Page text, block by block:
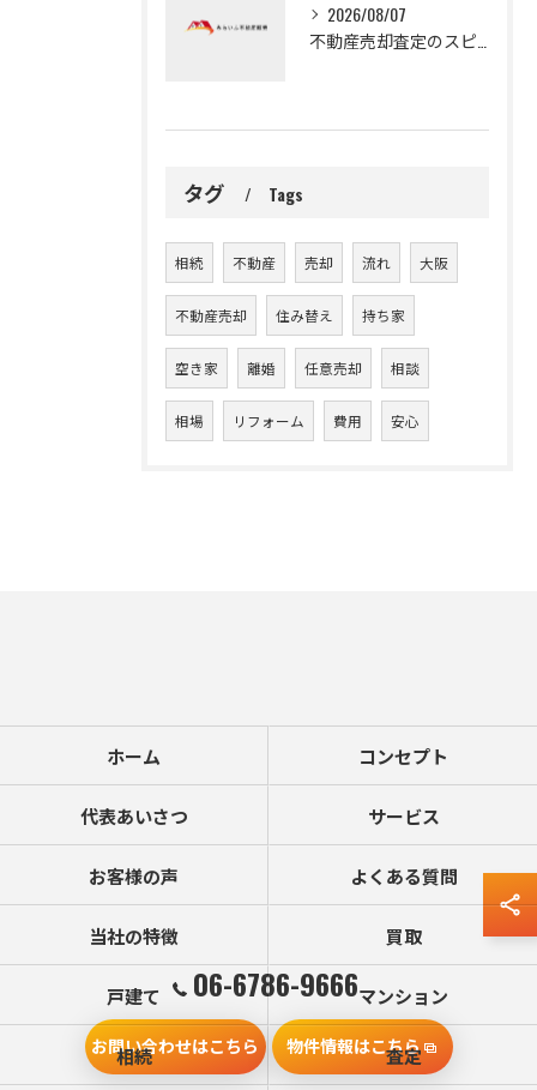
2026/08/07
不動産売却査定のスピードを活かして大阪府門真市で早く現金化するための手順とコツ
タグ Tags
相続 不動産 売却 流れ 大阪
不動産売却 住み替え 持ち家
空き家 離婚 任意売却 相談
相場 リフォーム 費用 安心
06-6786-9666
お問い合わせはこちら 物件情報はこちら
ホーム コンセプト
代表あいさつ サービス
お客様の声 よくある質問
当社の特徴 買取
戸建て マンション
相続 査定